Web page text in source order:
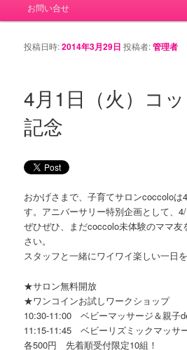
お問い合せ
4月1日（火）コ
記念
投稿日時:2014年3月29日 投稿者:管理者
おかげさまで、子育てサロンcoccoloは
す。アニバーサリー特別企画として、
ぜひぜひ、まだcoccolo未体験のママ
さい。
スタッフと一緒にワイワイ楽しい一日
★サロン無料開放
★ワンコインお試しワークショップ
10:30-11:00 ベビーマッサージ＆親子
11:15-11:45 ベビーリズミックマッサ
各500円 先着順受付限定10組！